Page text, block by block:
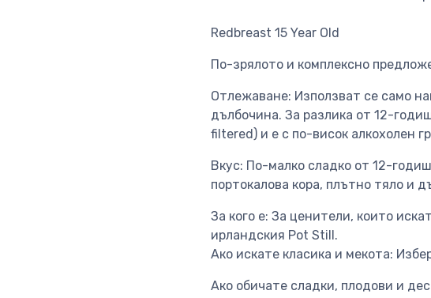
Redbreast 15 Year Old
По-зрялото и комплексно
Отлежаване: Използват се само
дълбочина. За разлика от 12-
filtered) и е с по-висок алкохолен
Вкус: По-малко сладко от 12-
портокалова кора, плътно тяло и
За кого е: За ценители, които
ирландския Pot Still.
Ако искате класика и мекота:
Ако обичате сладки, плодови и